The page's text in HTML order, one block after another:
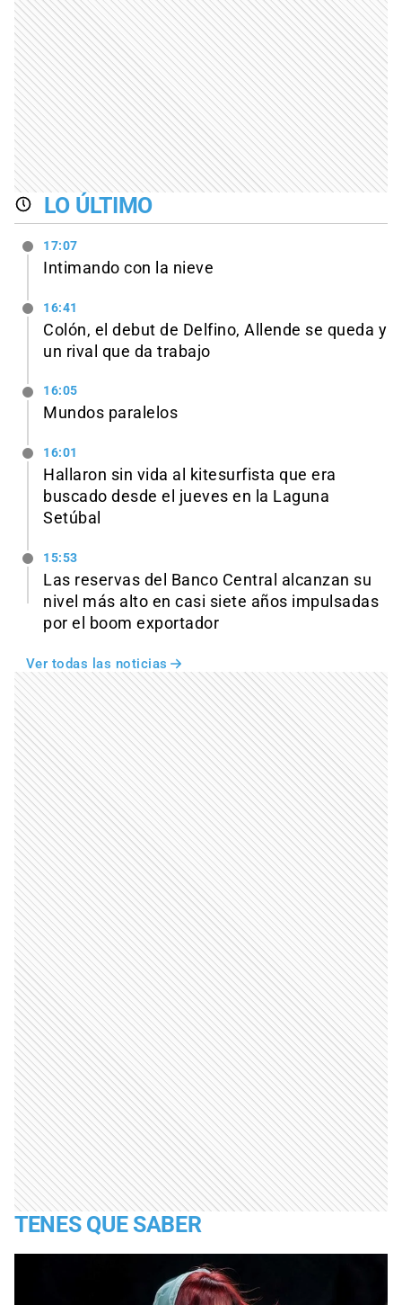
LO ÚLTIMO
17:07
Intimando con la nieve
16:41
Colón, el debut de Delfino, Allende se queda y
un rival que da trabajo
16:05
Mundos paralelos
16:01
Hallaron sin vida al kitesurfista que era
buscado desde el jueves en la Laguna
Setúbal
15:53
Las reservas del Banco Central alcanzan su
nivel más alto en casi siete años impulsadas
por el boom exportador
Ver todas las noticias
TENES QUE SABER